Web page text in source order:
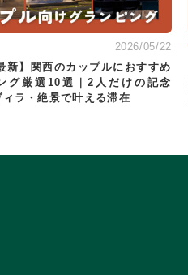
2026/05/22
新】関西のカップルにおすすめ
グ厳選10選｜2人だけの記念
ラ・絶景で叶える滞在